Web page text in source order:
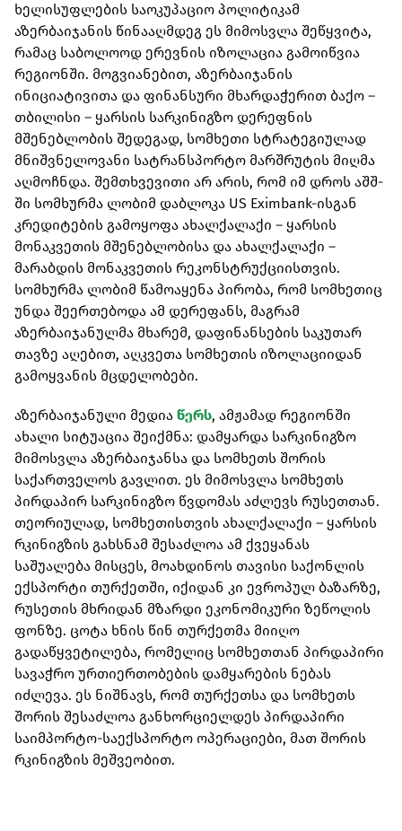
ხელისუფლების საოკუპაციო პოლიტიკამ
აზერბაიჯანის წინააღმდეგ ეს მიმოსვლა შეწყვიტა,
რამაც საბოლოოდ ერევნის იზოლაცია გამოიწვია
რეგიონში. მოგვიანებით, აზერბაიჯანის
ინიციატივითა და ფინანსური მხარდაჭერით ბაქო –
თბილისი – ყარსის სარკინიგზო დერეფნის
მშენებლობის შედეგად, სომხეთი სტრატეგიულად
მნიშვნელოვანი სატრანსპორტო მარშრუტის მიღმა
აღმოჩნდა. შემთხვევითი არ არის, რომ იმ დროს აშშ-
ში სომხურმა ლობიმ დაბლოკა US Eximbank-ისგან
კრედიტების გამოყოფა ახალქალაქი – ყარსის
მონაკვეთის მშენებლობისა და ახალქალაქი –
მარაბდის მონაკვეთის რეკონსტრუქციისთვის.
სომხურმა ლობიმ წამოაყენა პირობა, რომ სომხეთიც
უნდა შეერთებოდა ამ დერეფანს, მაგრამ
აზერბაიჯანულმა მხარემ, დაფინანსების საკუთარ
თავზე აღებით, აღკვეთა სომხეთის იზოლაციიდან
გამოყვანის მცდელობები.
აზერბაიჯანული მედია წერს, ამჟამად რეგიონში
ახალი სიტუაცია შეიქმნა: დამყარდა სარკინიგზო
მიმოსვლა აზერბაიჯანსა და სომხეთს შორის
საქართველოს გავლით. ეს მიმოსვლა სომხეთს
პირდაპირ სარკინიგზო წვდომას აძლევს რუსეთთან.
თეორიულად, სომხეთისთვის ახალქალაქი – ყარსის
რკინიგზის გახსნამ შესაძლოა ამ ქვეყანას
საშუალება მისცეს, მოახდინოს თავისი საქონლის
ექსპორტი თურქეთში, იქიდან კი ევროპულ ბაზარზე,
რუსეთის მხრიდან მზარდი ეკონომიკური ზეწოლის
ფონზე. ცოტა ხნის წინ თურქეთმა მიიღო
გადაწყვეტილება, რომელიც სომხეთთან პირდაპირი
სავაჭრო ურთიერთობების დამყარების ნებას
იძლევა. ეს ნიშნავს, რომ თურქეთსა და სომხეთს
შორის შესაძლოა განხორციელდეს პირდაპირი
საიმპორტო-საექსპორტო ოპერაციები, მათ შორის
რკინიგზის მეშვეობით.